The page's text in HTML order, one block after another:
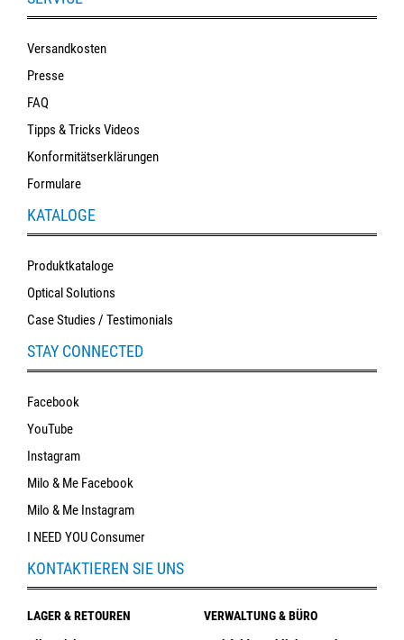
Versandkosten
Presse
FAQ
Tipps & Tricks Videos
Konformitätserklärungen
Formulare
KATALOGE
Produktkataloge
Optical Solutions
Case Studies / Testimonials
STAY CONNECTED
Facebook
YouTube
Instagram
Milo & Me Facebook
Milo & Me Instagram
I NEED YOU Consumer
KONTAKTIEREN SIE UNS
LAGER & RETOUREN
VERWALTUNG & BÜRO